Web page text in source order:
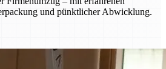
und pünktlicher Abwicklung.